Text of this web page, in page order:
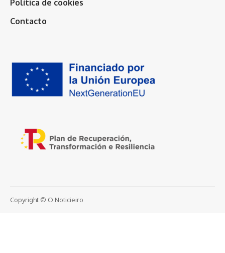
Política de cookies
Contacto
Copyright © O Noticieiro